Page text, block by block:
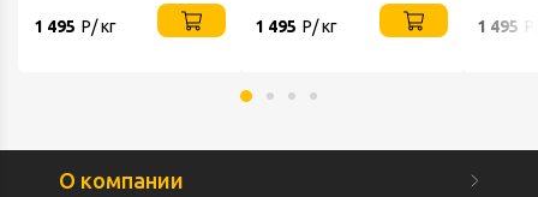
1 495 Р/ кг 1 495 Р/ кг 1 495
О компании